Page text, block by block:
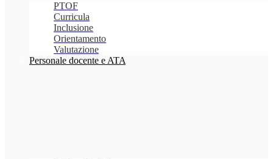
PTOF
Curricula
Inclusione
Orientamento
Valutazione
Personale docente e ATA